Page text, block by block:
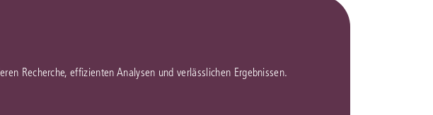
Recherche, effizienten Analysen und verlässlichen Ergebnissen.